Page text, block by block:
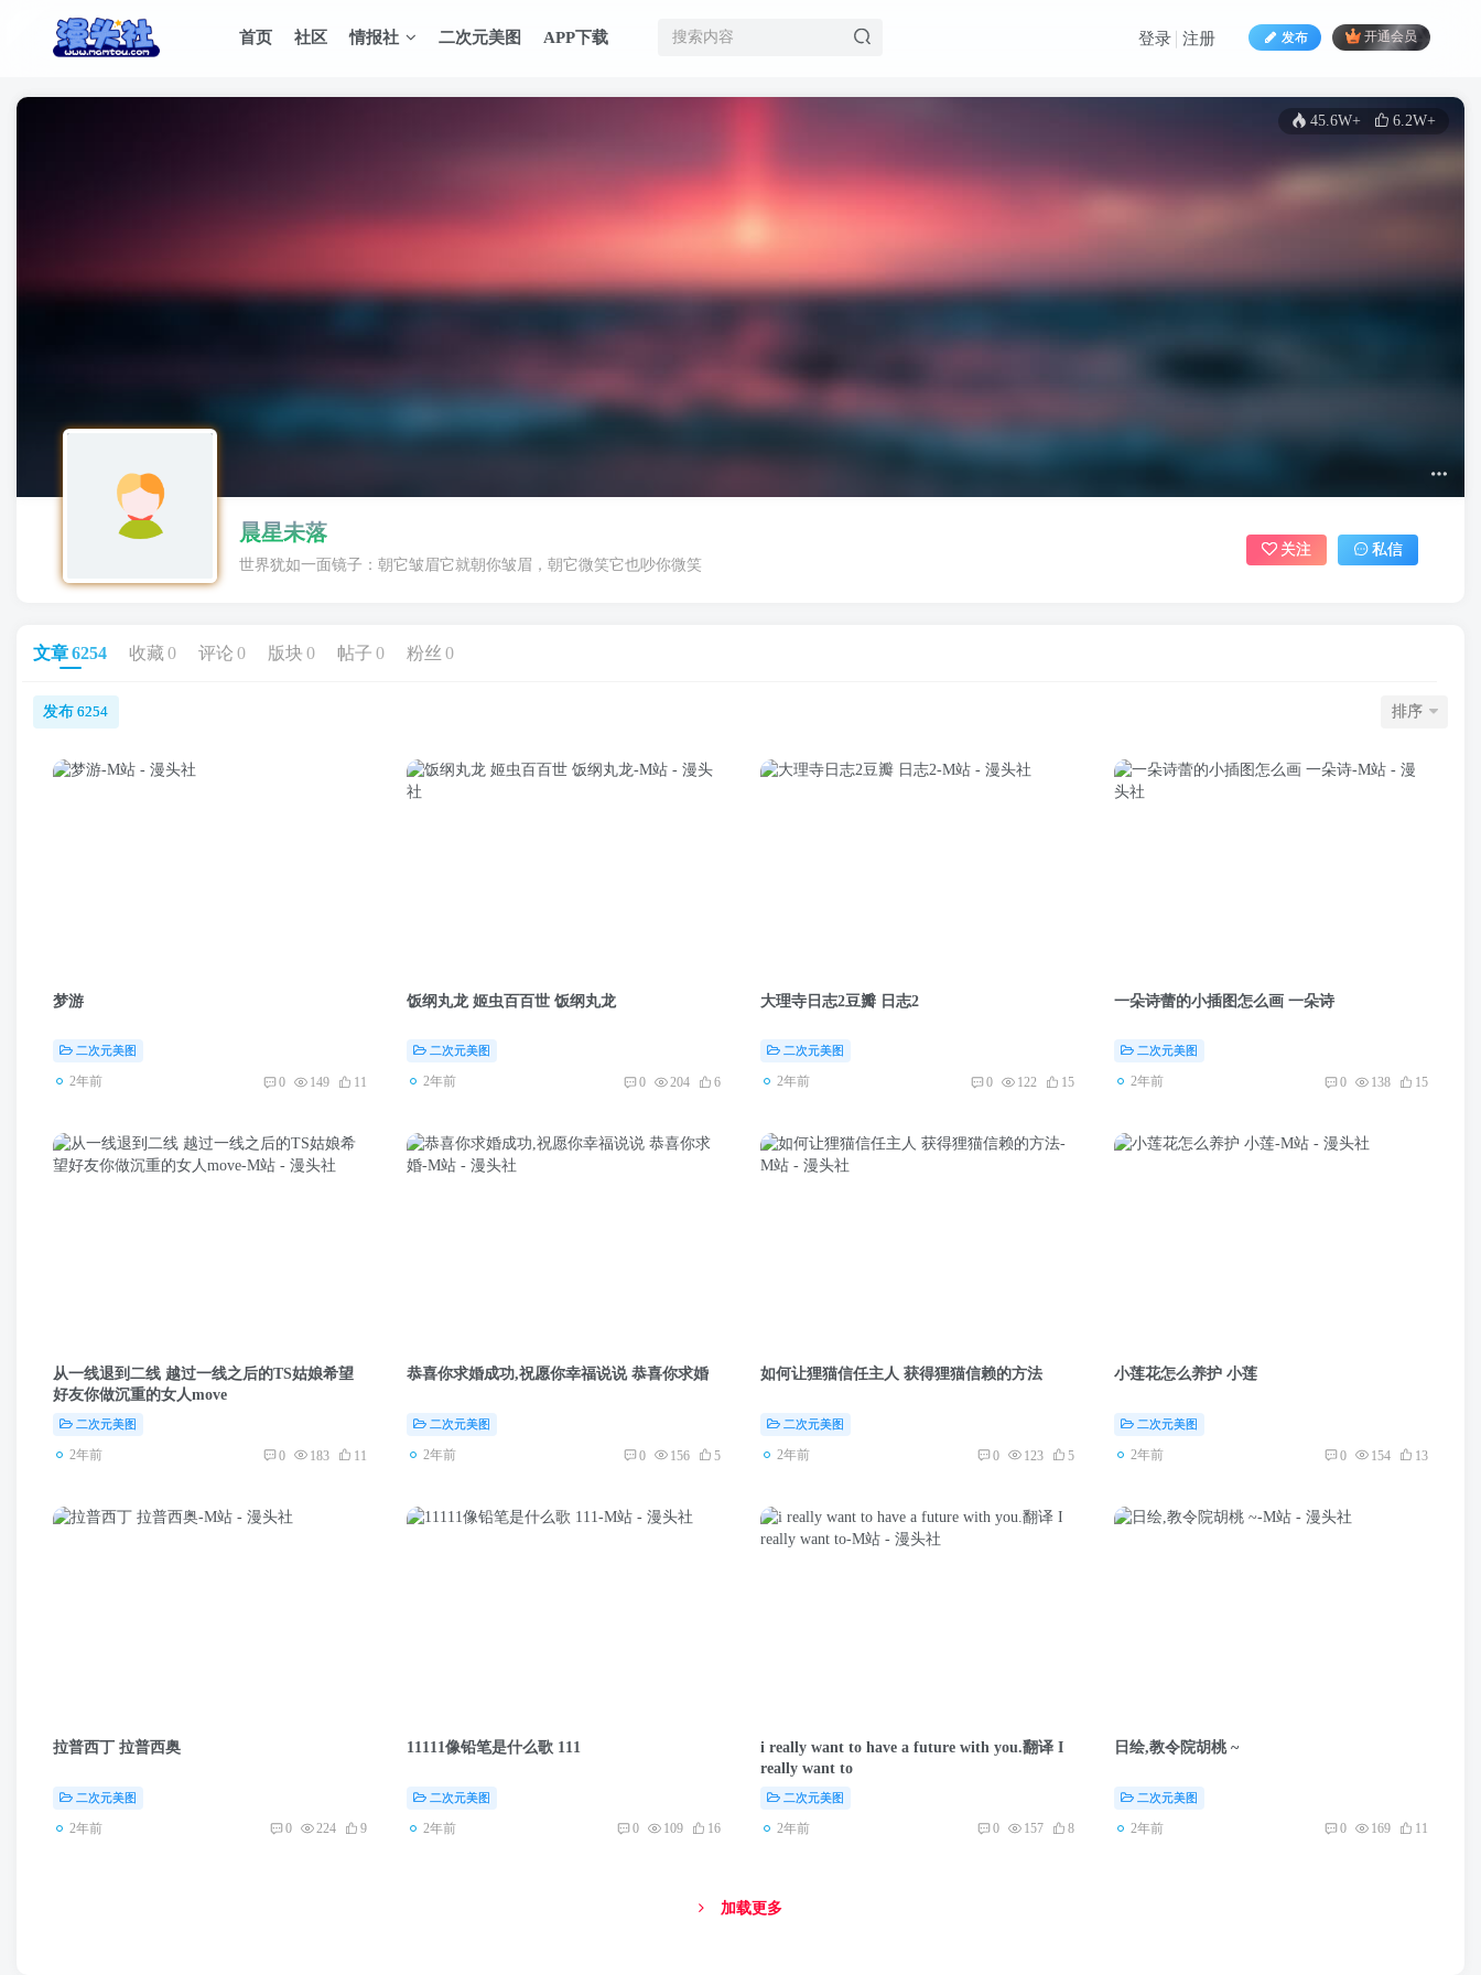
首页 社区 情报社 二次元美图 APP下载 发布 开通会员
登录 注册
45.6W+ 6.2W+
晨星未落
世界犹如一面镜子：朝它皱眉它就朝你皱眉，朝它微笑它也吵你微笑
关注 私信
文章6254 收藏 0 评论 0 版块 0 帖子 0 粉丝 0
发布 6254 排序
梦游
二次元美图
2年前 0 149 11
饭纲丸龙 姬虫百百世 饭纲丸龙
二次元美图
2年前 0 204 6
大理寺日志2豆瓣 日志2
二次元美图
2年前 0 122 15
一朵诗蕾的小插图怎么画 一朵诗
二次元美图
2年前 0 138 15
从一线退到二线 越过一线之后的TS姑娘希望
好友你做沉重的女人move
二次元美图
2年前 0 183 11
恭喜你求婚成功,祝愿你幸福说说 恭喜你求婚
二次元美图
2年前 0 156 5
如何让狸猫信任主人 获得狸猫信赖的方法
二次元美图
2年前 0 123 5
小莲花怎么养护 小莲
二次元美图
2年前 0 154 13
拉普西丁 拉普西奥
二次元美图
2年前 0 224 9
11111像铅笔是什么歌 111
二次元美图
2年前 0 109 16
i really want to have a future with you.翻译 I
really want to
二次元美图
2年前 0 157 8
日绘,教令院胡桃 ~
二次元美图
2年前 0 169 11
加载更多